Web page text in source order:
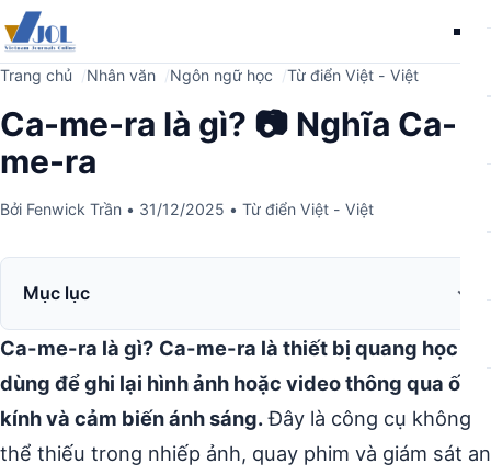
Trang chủ Nhân văn Ngôn ngữ học Từ điển Việt - Việt
Ca-me-ra là gì? 📷 Nghĩa Ca-
me-ra
Bởi Fenwick Trần • 31/12/2025 • Từ điển Việt - Việt
Mục lục
Ca-me-ra là gì? Ca-me-ra là thiết bị quang học
dùng để ghi lại hình ảnh hoặc video thông qua ống
kính và cảm biến ánh sáng.Đây là công cụ không
thể thiếu trong nhiếp ảnh, quay phim và giám sát an